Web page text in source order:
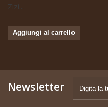
Zizi...
Aggiungi al carrello
Newsletter